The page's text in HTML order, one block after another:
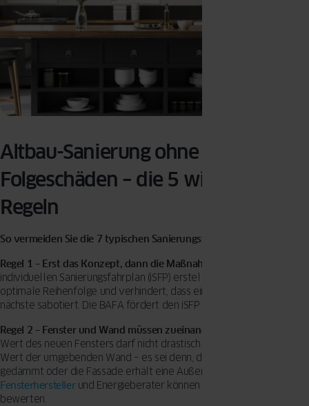
Altbau-Sanierung ohne
Folgeschäden – die 5 wichtigsten
Regeln
So vermeiden Sie die 7 typischen Sanierungsfehler
Regel 1 – Erst das Konzept, dann die Maßnahme.
individuellen Sanierungsfahrplan (iSFP) erstellen. Er zeigt die
optimale Reihenfolge und verhindert, dass eine Maßnahme die
nächste sabotiert. Die BAFA fördert den iSFP mit bis zu 80 %.
Regel 2 – Fenster und Wand müssen zueinander passen.
Wert des neuen Fensters darf nicht drastisch besser sein als der U-
Wert der umgebenden Wand – es sei denn, die Laibung wird
gedämmt oder die Fassade erhält eine Außendämmung.
Fensterherstellerund Energieberater können das gemeinsam
bewerten.